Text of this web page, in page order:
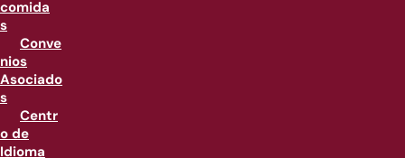
comida
s
Conve
nios
Asociado
s
Centr
o de
Idioma